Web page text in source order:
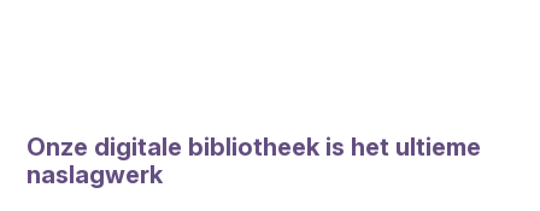
Onze digitale bibliotheek is het ultieme
naslagwerk